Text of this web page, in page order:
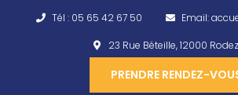
Tél : 05 65 42 67 50 Email:
23 Rue Béteille, 12000 Rodez
PRENDRE RENDEZ-